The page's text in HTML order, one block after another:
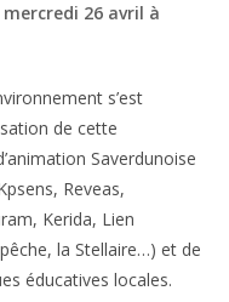
26 avril à
s’est
de cette
Saverdunoise
Reveas,
Kerida, Lien
la Stellaire…) et de
éducatives locales.